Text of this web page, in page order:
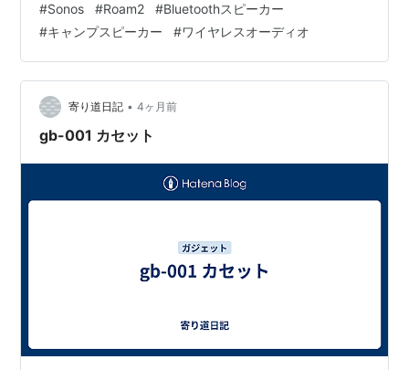
て、画面越しに睨み合っているのが「Sonos Roam 2」で
す。 前モデルの評判を横目に、ずっと「検討中」のまま
だった私が、なぜ今この新モデルにこれほど惹かれてい
るのか。その理由を、46歳のガジェット好きの視点で解
剖してみます。 「設定」というノイズを削ぎ落とす、ア
ナログな逆襲 旧モ…
#Sonos #Roam2 #Bluetoothスピーカー
#キャンプスピーカー #ワイヤレスオーディオ
寄り道日記 • 4ヶ月前
gb-001 カセット